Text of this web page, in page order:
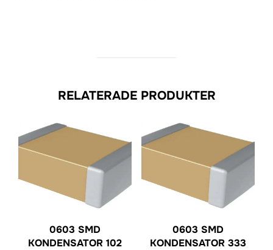
RELATERADE PRODUKTER
0603 SMD
KONDENSATOR 102
0603 SMD
KONDENSATOR 333